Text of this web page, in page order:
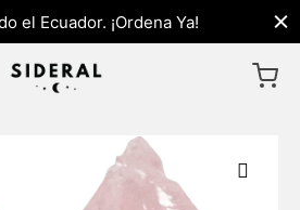
el Ecuador. ¡Ordena Ya!